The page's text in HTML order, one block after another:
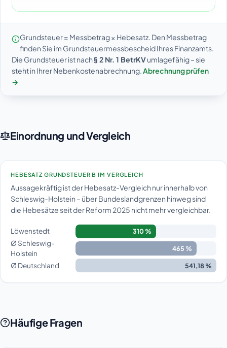
Grundsteuer = Messbetrag × Hebesatz. Den Messbetrag
finden Sie im Grundsteuermessbescheid Ihres Finanzamts.
Die Grundsteuer ist nach§ 2 Nr. 1 BetrKVumlagefähig – sie
steht in Ihrer Nebenkostenabrechnung.Abrechnung prüfen
→
Einordnung und Vergleich
HEBESATZ GRUNDSTEUER B IM VERGLEICH
Aussagekräftig ist der Hebesatz-Vergleich nur innerhalb von
Schleswig-Holstein – über Bundeslandgrenzen hinweg sind
die Hebesätze seit der Reform 2025 nicht mehr vergleichbar.
Löwenstedt 310 %
Ø Schleswig-
Holstein
465 %
Ø Deutschland 541,18 %
Häufige Fragen